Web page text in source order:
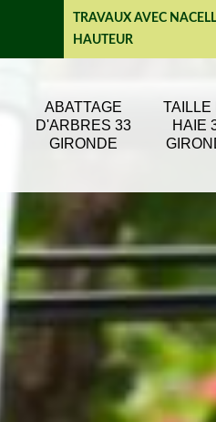
TRAVAUX AVEC
HAUTEUR
ABATTAGE
D'ARBRES 33
GIRONDE
TAILLE
HAIE